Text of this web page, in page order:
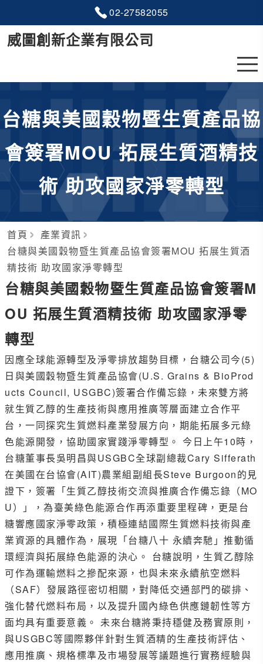
02-27582055
威圖創新企業有限公司
台糖與美國穀物暨生質產品協
會簽署MOU 拓展生質酒精技
術 助攻國家淨零轉型
首頁
產業資訊
台糖與美國穀物暨生質產品協會簽署MOU 拓展生質酒
精技術 助攻國家淨零轉型
台糖與美國穀物暨生質產品協會簽署M
OU 拓展生質酒精技術 助攻國家淨零
轉型
因應全球能源轉型及淨零排放趨勢目標，台糖公司今(5)
日與美國穀物暨生質產品協會(U.S. Grains & BioProd
ucts Council, USGBC)簽署合作備忘錄，未來雙方將
就生質乙醇的生產技術與應用推廣等層面建立合作平
台，一同探究生質燃料產業發展方向，期能拓展多元綠
色能源開發，協助國家實踐淨零轉型。 今日上午10時，
台糖董事長吳明昌與USGBC全球副總裁Cary Sifferath
在美國在台協會(AIT)農業組副組長Steve Burgoon的見
證下，簽署「生質乙醇技術交流與推廣合作備忘錄（MO
U）」，為臺美綠色能源合作再添重要里程碑，更是台
糖響應國家淨零政策，積極連結國際生質燃料技術與產
業資源的具體作為，展現「台糖八十 永續奔馳」推動循
環經濟與拓展綠色能源的決心。 台糖說明，生質乙醇除
可作為運輸燃料之摻配來源，也與未來永續航空燃料
（SAF）發展路徑密切相關，對降低交通部門的碳排、
強化替代燃料布局，以及提升國內綠色供應鏈韌性等方
面均具有重要意義。 未來台糖將秉持穩健及務實原則，
與USGBC等國際夥伴針對生質酒精的生產技術評估、
應用推廣、規格標準及市場發展等議題進行實務經驗與